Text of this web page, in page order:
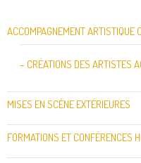
ACCOMPAGNEMENT ARTISTIQUE
– CRÉATIONS DES ARTISTES
MISES EN SCÈNE EXTÉRIEURES
FORMATIONS ET CONFÉRENCES